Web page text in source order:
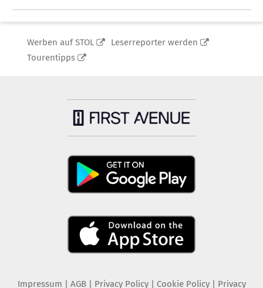
Werben auf STOL
Leserreporter werden
Tourentipps
Impressum AGB Privacy Policy| Cookie Policy| Privacy